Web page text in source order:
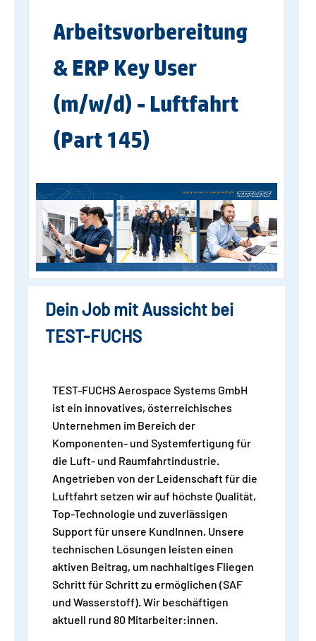
Arbeitsvorbereitung
& ERP Key User
(m/w/d) - Luftfahrt
(Part 145)
Dein Job mit Aussicht bei
TEST-FUCHS
TEST-FUCHS Aerospace Systems GmbH
ist ein innovatives, österreichisches
Unternehmen im Bereich der
Komponenten- und Systemfertigung für
die Luft- und Raumfahrtindustrie.
Angetrieben von der Leidenschaft für die
Luftfahrt setzen wir auf höchste Qualität,
Top-Technologie und zuverlässigen
Support für unsere KundInnen. Unsere
technischen Lösungen leisten einen
aktiven Beitrag, um nachhaltiges Fliegen
Schritt für Schritt zu ermöglichen (SAF
und Wasserstoff). Wir beschäftigen
aktuell rund 80 Mitarbeiter:innen.